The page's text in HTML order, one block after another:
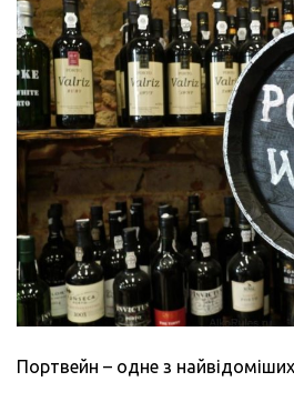
Портвейн – одне з